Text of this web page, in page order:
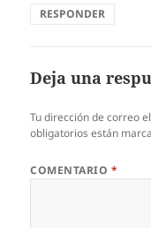
RESPONDER
Deja una
Tu dirección de correo
obligatorios están
COMENTARIO *